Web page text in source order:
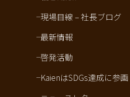
現場目線 – 社長ブログ
最新情報
啓発活動
KaienはSDGs達成に参